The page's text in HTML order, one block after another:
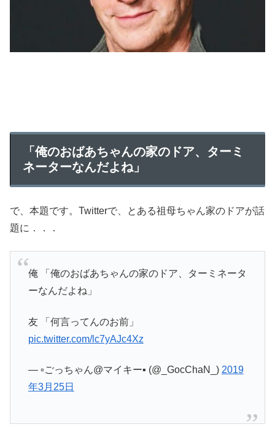
「俺のおばあちゃんの家のドア、ターミ
ネーターなんだよね」
で、本題です。Twitterで、とある祖母ちゃん家のドアが話
題に．．．
俺 「俺のおばあちゃんの家のドア、ターミネータ
ーなんだよね」
友 「何言ってんのお前」
pic.twitter.com/lc7yAJc4Xz
— ▫️ごっちゃん@マイキー▪️ (@_GocChaN_) 2019
年3月25日